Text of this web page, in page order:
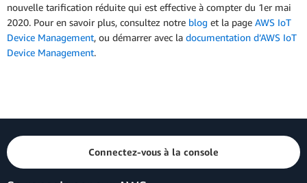
nouvelle tarification réduite qui est effective à compter du 1er mai
2020. Pour en savoir plus, consultez notre blog et la page AWS IoT
Device Management, ou démarrer avec la documentation d’AWS IoT
Device Management.
Connectez-vous à la console